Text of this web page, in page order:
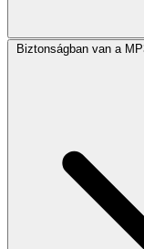
Biztonságban van a